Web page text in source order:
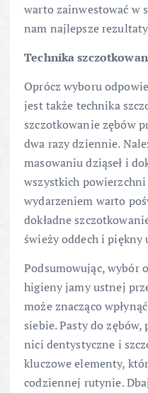
warto zainwestować w
nam najlepsze
Technika
Oprócz wyboru
jest także technika
szczotkowanie zębów
dwa razy dziennie.
masowaniu dziąseł i
wszystkich
wydarzeniem warto
dokładne
świeży oddech i piękny
Podsumowując, wybór
higieny jamy ustnej
może znacząco
siebie. Pasty do zębów,
nici dentystyczne i
kluczowe elementy,
codziennej rutynie.